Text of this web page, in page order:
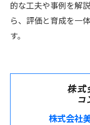
的な工夫や事例を解
ら、評価と育成を一
す。
株式会社